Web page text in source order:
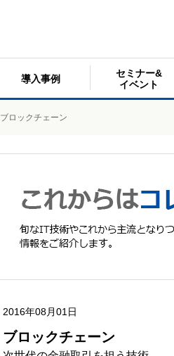
導入事例
セミナー&
イベント
ブロックチェーン
2016年08月01日
ブロックチェーン